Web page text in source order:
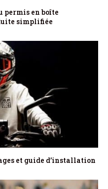
permis en boîte
simplifiée
et guide d’installation